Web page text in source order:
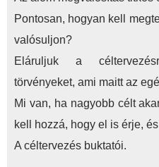
Pontosan, hogyan kell
valósuljon?
Eláruljuk a
törvényeket, ami maitt az
Mi van, ha nagyobb célt
kell hozzá, hogy el is érje,
A céltervezés buktatói.